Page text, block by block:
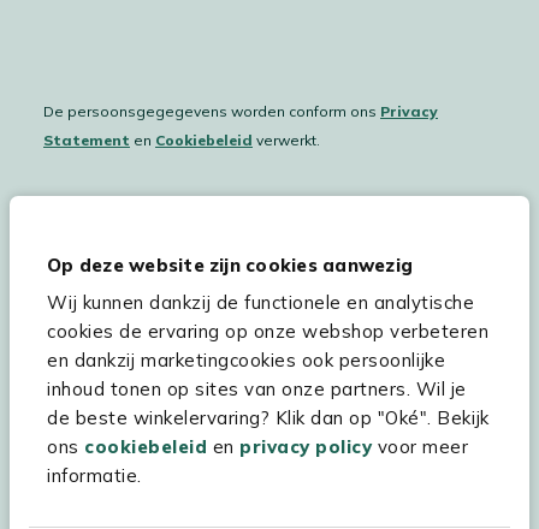
Op deze website zijn cookies aanwezig
Wij kunnen dankzij de functionele en analytische
cookies de ervaring op onze webshop verbeteren
en dankzij marketingcookies ook persoonlijke
inhoud tonen op sites van onze partners. Wil je
de beste winkelervaring? Klik dan op "Oké". Bekijk
ons cookiebeleid en privacy policyvoor meer
informatie.
De persoonsgegegevens worden conform ons Privacy
Statement en Cookiebeleid verwerkt.
Hulp & service
Assortiment
Kees Smit Tuinmeubelen
Experience Stores XXL